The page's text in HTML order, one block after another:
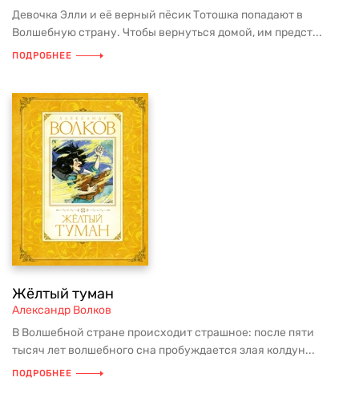
Девочка Элли и её верный пёсик Тотошка попадают в
Волшебную страну. Чтобы вернуться домой, им предст...
ПОДРОБНЕЕ
Жёлтый туман
Александр Волков
В Волшебной стране происходит страшное: после пяти
тысяч лет волшебного сна пробуждается злая колдун...
ПОДРОБНЕЕ